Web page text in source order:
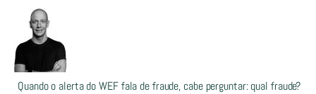
Quando o alerta do WEF fala de fraude, cabe perguntar: qual fraude?